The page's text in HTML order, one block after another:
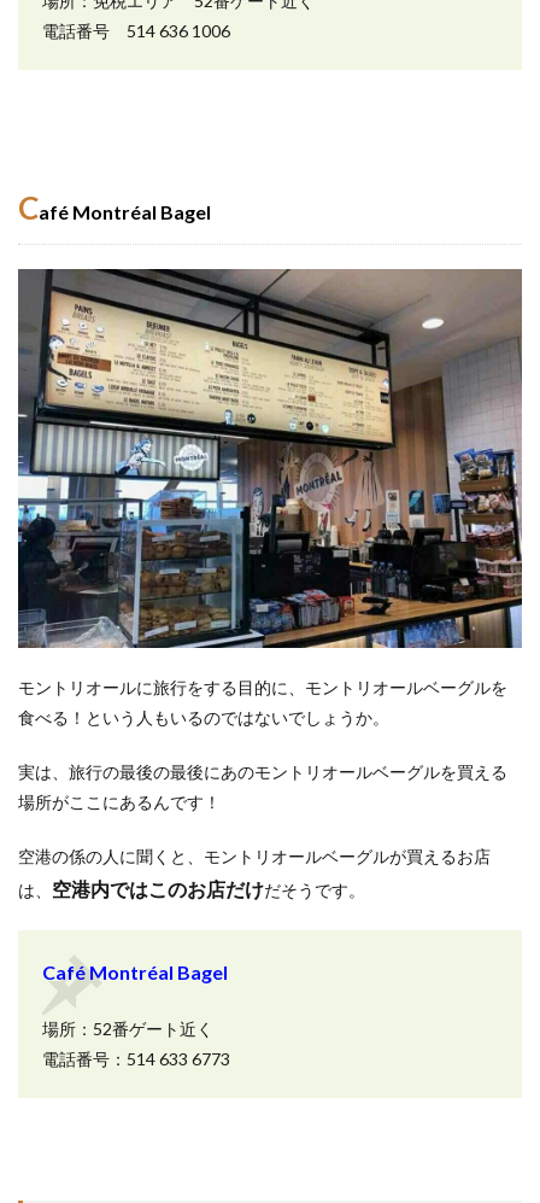
電話番号 514 636 1006
Café Montréal Bagel
モントリオールに旅行をする目的に、モントリオールベーグルを
食べる！という人もいるのではないでしょうか。
実は、旅行の最後の最後にあのモントリオールベーグルを買える
場所がここにあるんです！
空港の係の人に聞くと、モントリオールベーグルが買えるお店
は、 空港内ではこのお店だけだそうです。
Café Montréal Bagel
場所：52番ゲート近く
電話番号：514 633 6773